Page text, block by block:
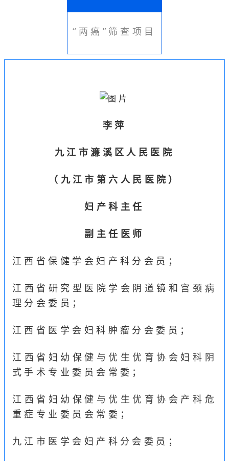
“两癌”筛查项目
李萍
九江市濂溪区人民医院
（ 九江市第六人民医院 ）
妇产科主任
副主任医师
江西省保健学会妇产 科 分会员；
江西省研究型医院学会阴道镜和宫颈病
理分会委员；
江西省医学会妇科肿瘤分会委员；
江西省妇幼保健与优生优育协会妇科阴
式手术专业委员会常委；
江西省妇幼保健与优生优育协会产科危
重症专业委员会常委；
九江市医学会妇产科分会委员；